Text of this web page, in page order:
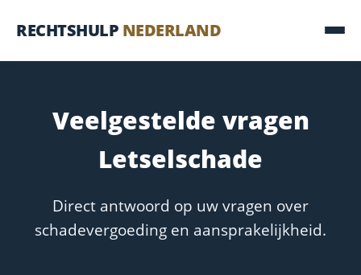
RECHTSHULP NEDERLAND
Veelgestelde vragen
Letselschade
Direct antwoord op uw vragen over
schadevergoeding en aansprakelijkheid.